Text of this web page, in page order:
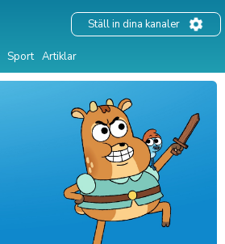
Sport Artiklar
Ställ in dina kanaler